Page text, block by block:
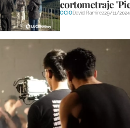
cortometraje
OCIODavid Ramírez29/11/2024